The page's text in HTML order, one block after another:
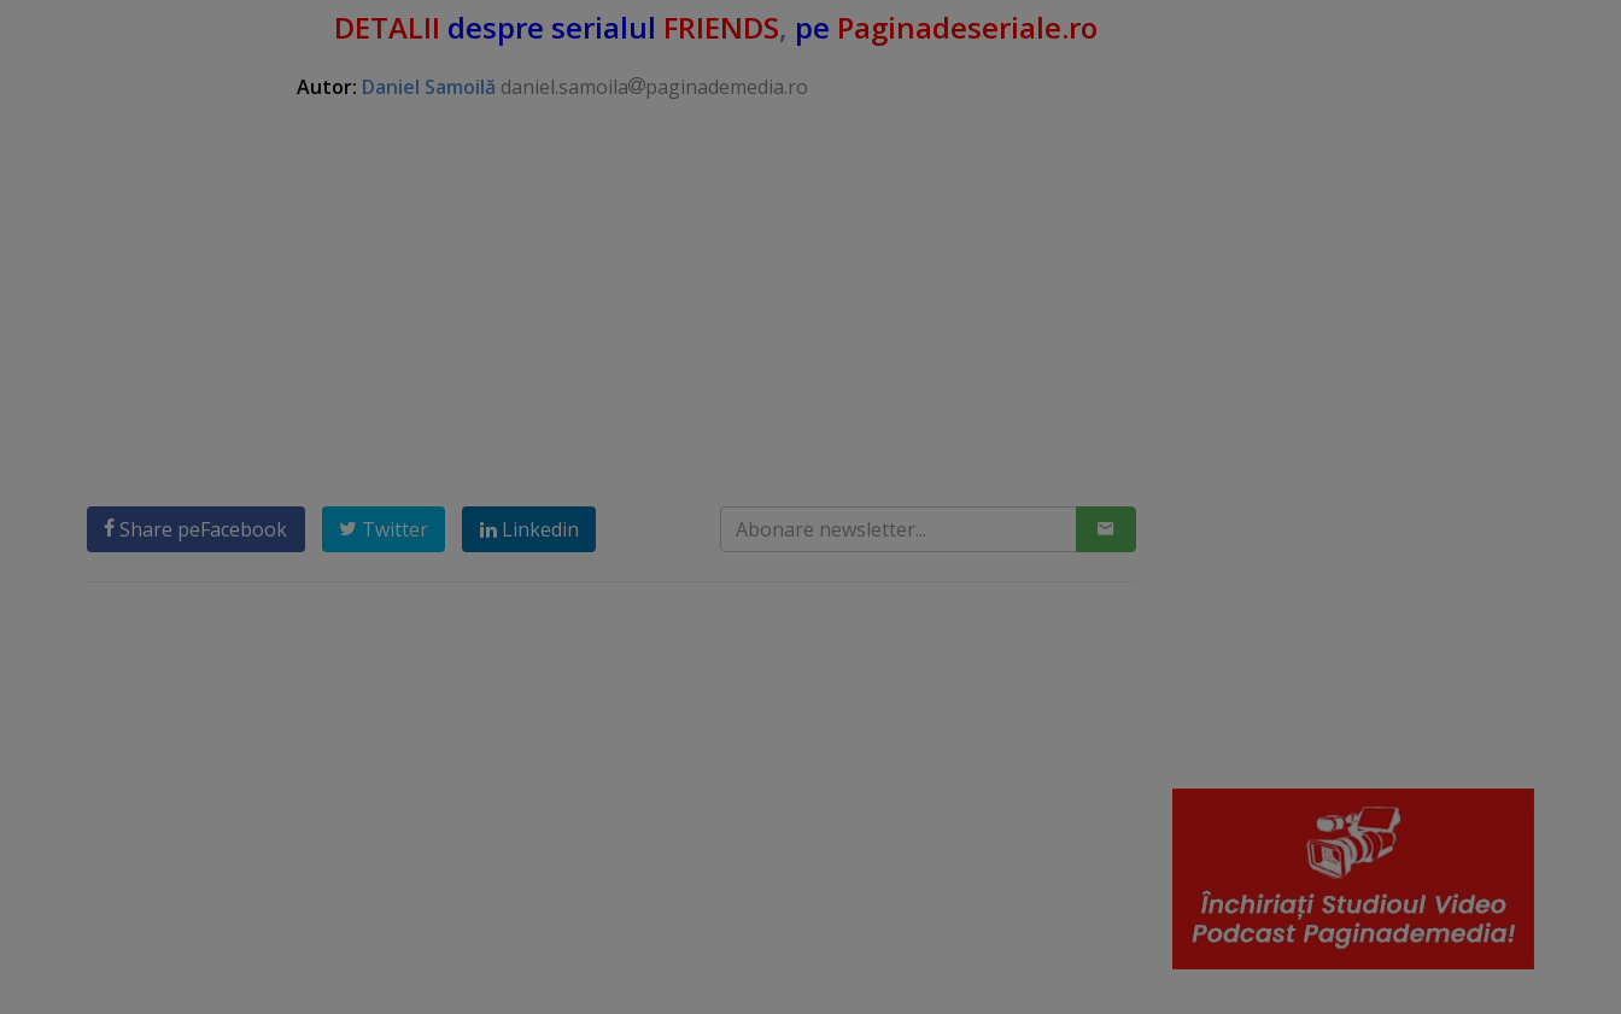
DETALII despre serialul FRIENDS, pe Paginadeseriale.ro
Autor: Daniel Samoilă daniel.samoila paginademedia.ro
Share peFacebook Twitter Linkedin